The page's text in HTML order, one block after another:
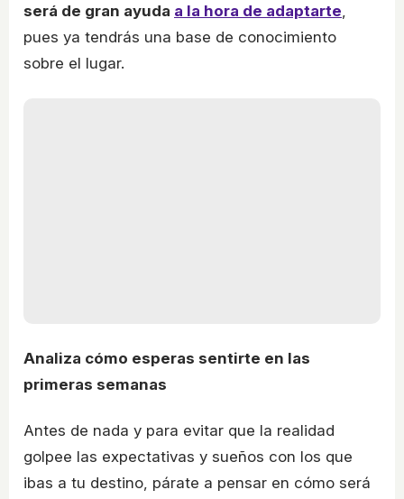
será de gran ayuda a la hora de adaptarte
pues ya tendrás una base de conocimiento
sobre el lugar.
Analiza cómo esperas sentirte en las
primeras semanas
Antes de nada y para evitar que la realidad
golpee las expectativas y sueños con los que
ibas a tu destino, párate a pensar en cómo será